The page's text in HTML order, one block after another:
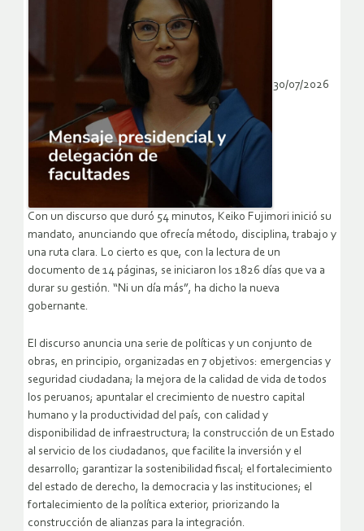
30/07/2026
Con un discurso que duró 54 minutos, Keiko Fujimori inició su
mandato, anunciando que ofrecía método, disciplina, trabajo y
una ruta clara. Lo cierto es que, con la lectura de un
documento de 14 páginas, se iniciaron los 1826 días que va a
durar su gestión. “Ni un día más”, ha dicho la nueva
gobernante.
El discurso anuncia una serie de políticas y un conjunto de
obras, en principio, organizadas en 7 objetivos: emergencias y
seguridad ciudadana; la mejora de la calidad de vida de todos
los peruanos; apuntalar el crecimiento de nuestro capital
humano y la productividad del país, con calidad y
disponibilidad de infraestructura; la construcción de un Estado
al servicio de los ciudadanos, que facilite la inversión y el
desarrollo; garantizar la sostenibilidad fiscal; el fortalecimiento
del estado de derecho, la democracia y las instituciones; el
fortalecimiento de la política exterior, priorizando la
construcción de alianzas para la integración.